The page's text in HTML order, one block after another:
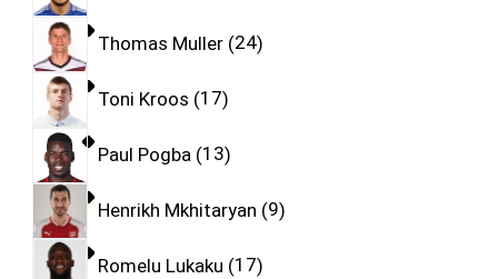
Thomas Muller 24
Toni Kroos 17
Paul Pogba 13
Henrikh Mkhitaryan 9
Romelu Lukaku 17